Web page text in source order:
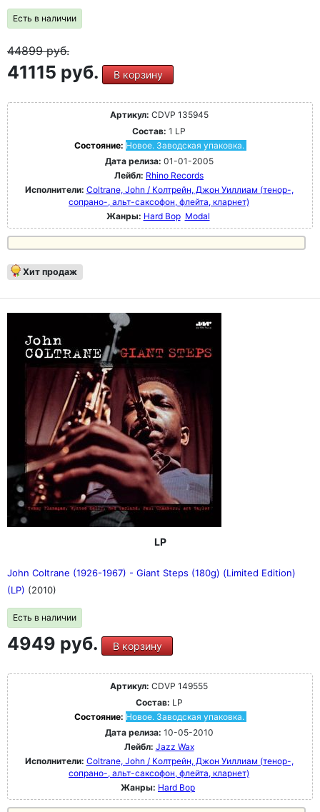
Есть в наличии
44899руб.
41115 руб. В корзину
Артикул: CDVP 135945
Состав: 1 LP
Состояние: Новое. Заводская упаковка.
Дата релиза: 01-01-2005
Лейбл: Rhino Records
Исполнители: Coltrane, John / Колтрейн, Джон Уиллиам (тенор-,
сопрано-, альт-саксофон, флейта, кларнет)
Жанры: Hard Bop Modal
Хит продаж
LP
John Coltrane (1926-1967) - Giant Steps (180g) (Limited Edition)
(LP) (2010)
Есть в наличии
4949 руб. В корзину
Артикул: CDVP 149555
Состав: LP
Состояние: Новое. Заводская упаковка.
Дата релиза: 10-05-2010
Лейбл: Jazz Wax
Исполнители: Coltrane, John / Колтрейн, Джон Уиллиам (тенор-,
сопрано-, альт-саксофон, флейта, кларнет)
Жанры: Hard Bop